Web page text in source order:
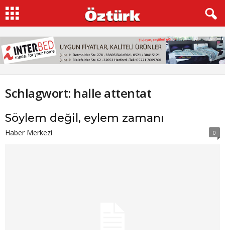
Schlagwort: halle attentat
Söylem değil, eylem zamanı
Haber Merkezi 0